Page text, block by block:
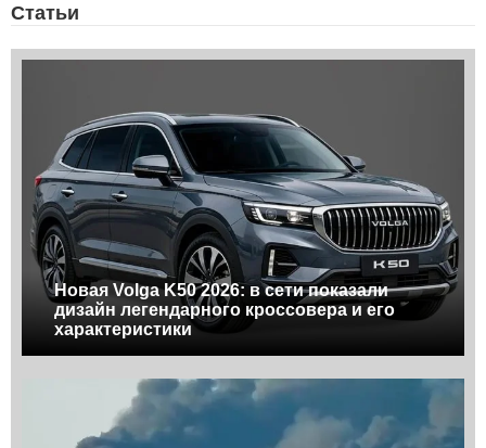
Статьи
Новая Volga K50 2026: в сети показали
дизайн легендарного кроссовера и его
характеристики